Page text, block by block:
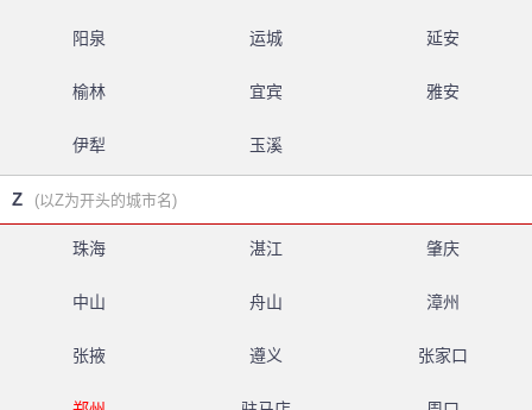
阳泉 运城 延安
榆林 宜宾 雅安
伊犁 玉溪
Z (以Z为开头的城市名)
珠海 湛江 肇庆
中山 舟山 漳州
张掖 遵义 张家口